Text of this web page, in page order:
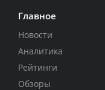
Главное
Новости
Аналитика
Рейтинги
Обзоры